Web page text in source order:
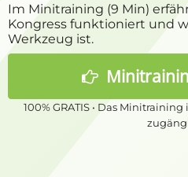
Im Minitraining (9 Min)
Kongress funktioniert und
Werkzeug ist.
100% GRATIS • Das